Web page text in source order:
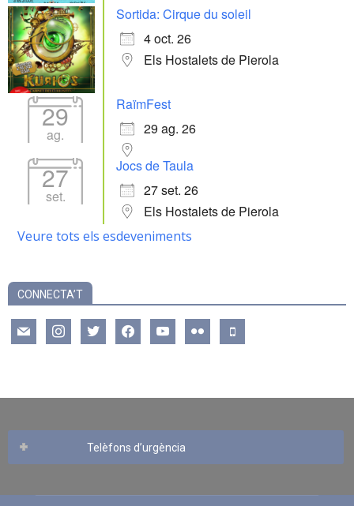
Sortida: Cirque du soleil
4 oct. 26
Els Hostalets de Pierola
29
ag.
RaïmFest
29 ag. 26
27
set.
Jocs de Taula
27 set. 26
Els Hostalets de Pierola
Veure tots els esdeveniments
CONNECTA’T
mail instagramtwitter facebookyoutube flickr mobile
Telèfons d’urgència